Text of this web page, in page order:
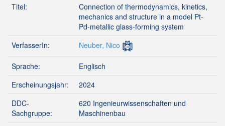
Titel:
Connection of thermodynamics, kinetics,
mechanics and structure in a model Pt-
Pd-metallic glass-forming system
VerfasserIn:
Neuber, Nico
Sprache:
Englisch
Erscheinungsjahr:
2024
DDC-
Sachgruppe:
620 Ingenieurwissenschaften und
Maschinenbau